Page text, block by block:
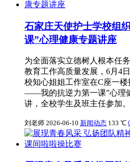
石家庄天使护士学校组
课”心理健康专题讲座
为全面落实立德树人根本任
教育工作高质量发展，6月4
校知心姐姐工作室在C座一
——我的抗逆力第一课”心理
讲，全校学生及班主任参加
刘老师 2026-06-10 新闻动态 133 ℃